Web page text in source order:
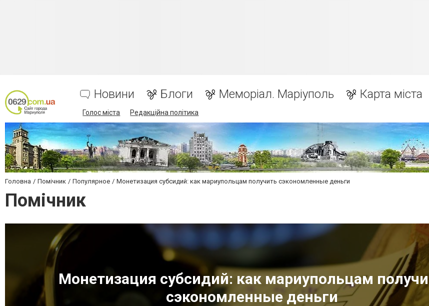
Новини Блоги Меморіал. Маріуполь Карта міста
Голос міста Редакційна політика
Головна Помічник Популярное Монетизация субсидий: как мариупольцам получить сэкономленные деньги
Помічник
Монетизация субсидий: как мариупольцам
сэкономленные деньги